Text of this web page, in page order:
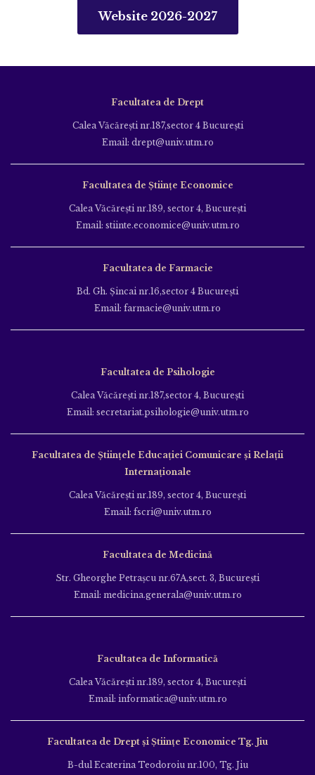
Website 2026-2027
Facultatea de Drept
Calea Văcăreşti nr.187,sector 4 Bucureşti
Email: drept@univ.utm.ro
Facultatea de Științe Economice
Calea Văcăreşti nr.189, sector 4, Bucureşti
Email: stiinte.economice@univ.utm.ro
Facultatea de Farmacie
Bd. Gh. Şincai nr.16,sector 4 Bucureşti
Email: farmacie@univ.utm.ro
Facultatea de Psihologie
Calea Văcăreşti nr.187,sector 4, Bucureşti
Email: secretariat.psihologie@univ.utm.ro
Facultatea de Ştiinţele Educației Comunicare și Relații
Internaționale
Calea Văcăreşti nr.189, sector 4, Bucureşti
Email: fscri@univ.utm.ro
Facultatea de Medicină
Str. Gheorghe Petraşcu nr.67A,sect. 3, Bucureşti
Email: medicina.generala@univ.utm.ro
Facultatea de Informatică
Calea Văcăreşti nr.189, sector 4, Bucureşti
Email: informatica@univ.utm.ro
Facultatea de Drept și Științe Economice Tg. Jiu
B-dul Ecaterina Teodoroiu nr.100, Tg. Jiu